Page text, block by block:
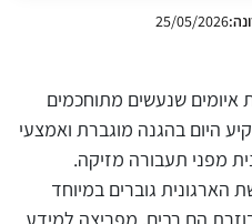
25/05/2026
איומים שנעשים מתוחכמים
היום בהגנה מוגברת ואמצעי
מפני תעבורה מזיקה.
הארגונית גוברים במיוחד